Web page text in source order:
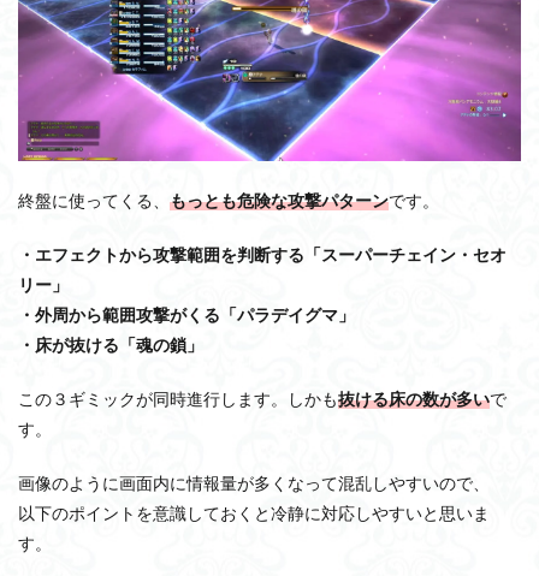
終盤に使ってくる、 もっとも危険な攻撃パターンです。
・エフェクトから攻撃範囲を判断する「スーパーチェイン・セオ
リー」
・外周から範囲攻撃がくる「パラデイグマ」
・床が抜ける「魂の鎖」
この３ギミックが同時進行します。しかも抜ける床の数が多いで
す。
画像のように画面内に情報量が多くなって混乱しやすいので、
以下のポイントを意識しておくと冷静に対応しやすいと思いま
す。